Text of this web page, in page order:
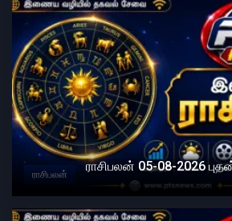
ராசிபலன்
ராசிபலன் 05-08-2026